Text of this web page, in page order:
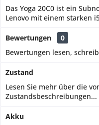
Das Yoga 20C0 ist ein
Lenovo mit einem starken
Bewertungen
0
Bewertungen lesen,
Zustand
Lesen Sie mehr über die
Zustandsbeschreibungen...
Akku